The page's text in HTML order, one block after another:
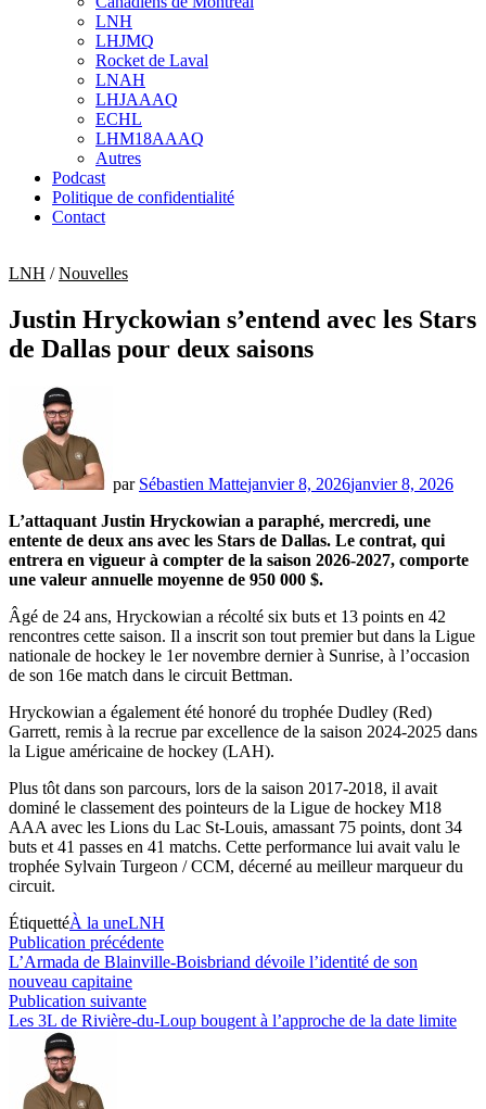
sub
menu
LNH
LHJMQ
Rocket de Laval
LNAH
LHJAAAQ
ECHL
LHM18AAAQ
Autres
Podcast
Politique de confidentialité
Contact
LNH /Nouvelles
Justin Hryckowian s’entend avec les Stars
de Dallas pour deux saisons
par Sébastien Mattejanvier 8, 2026janvier 8, 2026
L’attaquant Justin Hryckowian a paraphé, mercredi, une
entente de deux ans avec les Stars de Dallas. Le contrat, qui
entrera en vigueur à compter de la saison 2026-2027, comporte
une valeur annuelle moyenne de 950 000 $.
Âgé de 24 ans, Hryckowian a récolté six buts et 13 points en 42
rencontres cette saison. Il a inscrit son tout premier but dans la Ligue
nationale de hockey le 1er novembre dernier à Sunrise, à l’occasion
de son 16e match dans le circuit Bettman.
Hryckowian a également été honoré du trophée Dudley (Red)
Garrett, remis à la recrue par excellence de la saison 2024-2025 dans
la Ligue américaine de hockey (LAH).
Plus tôt dans son parcours, lors de la saison 2017-2018, il avait
dominé le classement des pointeurs de la Ligue de hockey M18
AAA avec les Lions du Lac St-Louis, amassant 75 points, dont 34
buts et 41 passes en 41 matchs. Cette performance lui avait valu le
trophée Sylvain Turgeon / CCM, décerné au meilleur marqueur du
circuit.
ÉtiquettéÀ la uneLNH
Navigation
de
l’article
Publication précédentePublication
précédente :
L’Armada de Blainville-Boisbriand dévoile l’identité de son
nouveau capitaine
Publication suivantePublication
suivante :
Les 3L de Rivière-du-Loup bougent à l’approche de la date limite